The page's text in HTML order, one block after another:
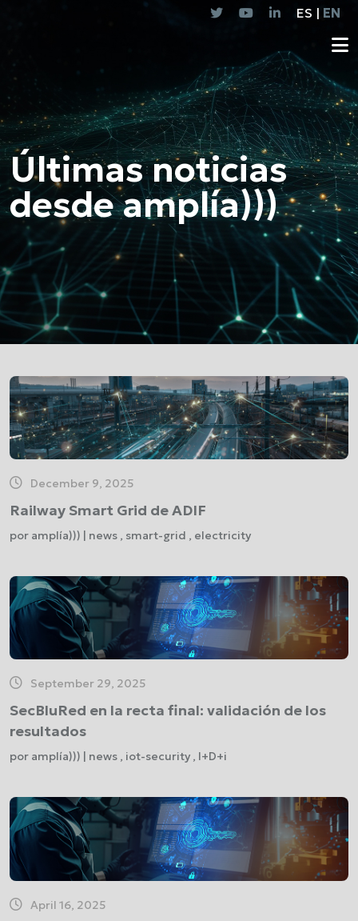
ES | EN
Últimas noticias
desde amplía)))
December 9, 2025
Railway Smart Grid de ADIF
por amplía))) | news , smart-grid , electricity
September 29, 2025
SecBluRed en la recta final: validación de los
resultados
por amplía))) | news , iot-security , I+D+i
April 16, 2025